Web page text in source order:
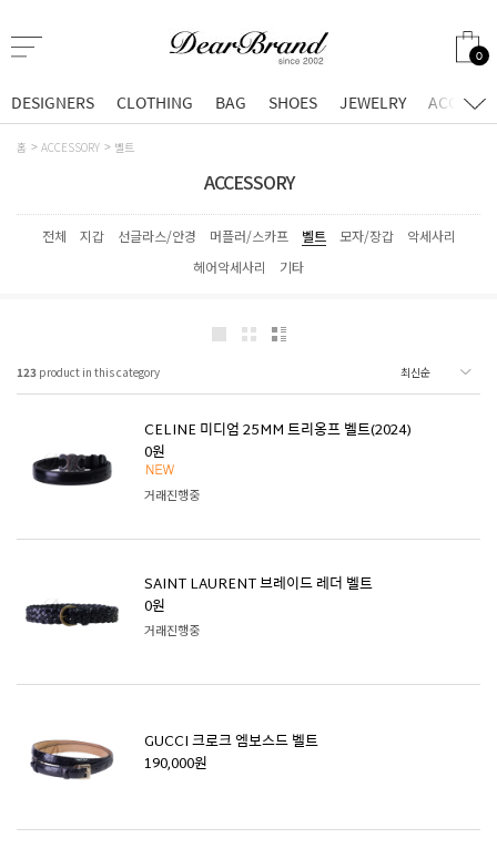
0
DESIGNERS CLOTHING BAG SHOES JEWELRY
홈 ACCESSORY 벨트
ACCESSORY
전체 지갑 선글라스/안경 머플러/스카프 벨트 모자/장갑
악세사리
헤어악세사리
기타
123 product in this category
CELINE 미디엄 25MM 트리옹프 벨트(2024)
0원
거래진행중
SAINT LAURENT 브레이드 레더 벨트
0원
거래진행중
GUCCI 크로크 엠보스드 벨트
190,000원